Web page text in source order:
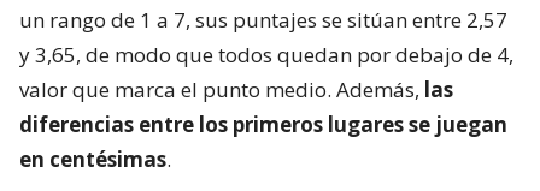
un rango de 1 a 7, sus puntajes se sitúan entre 2,57
y 3,65, de modo que todos quedan por debajo de 4,
valor que marca el punto medio. Además, las
diferencias entre los primeros lugares se juegan
en centésimas.